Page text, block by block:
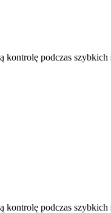
kontrolę podczas szybkich
kontrolę podczas szybkich